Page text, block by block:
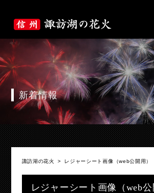
新着情報
諏訪湖の花火 > レジャーシート画像（web公開用）
レジャーシート画像（web公